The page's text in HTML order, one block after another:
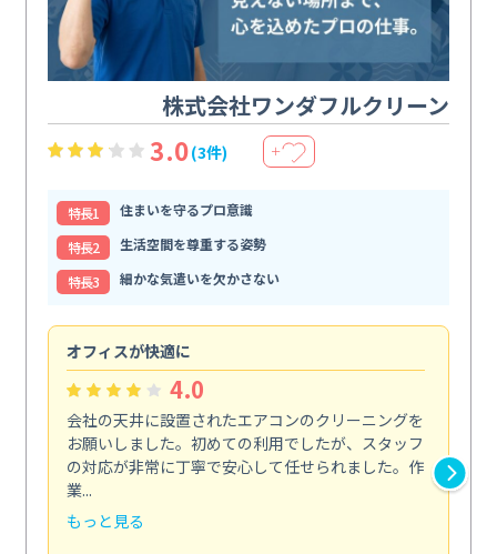
株式会社ワンダフルクリーン
3.0(3件) ＋
特⻑1
住まいを守るプロ意識
特⻑2
生活空間を尊重する姿勢
特⻑3
細かな気遣いを欠かさない
オフィスが快適に
4.0
会社の天井に設置されたエアコンのクリーニングを
お願いしました。初めての利用でしたが、スタッフ
の対応が非常に丁寧で安心して任せられました。作
業...
もっと見る